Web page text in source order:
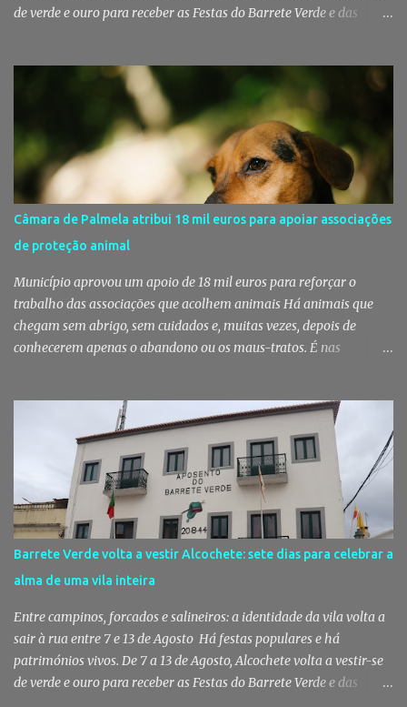
de verde e ouro para receber as Festas do Barrete Verde e das
Fernando Correia Marques e Luís Sequeira lideram o cartaz
musical, mas são o campino, o salineiro, o forcado e a ligação ao
Tejo que continuam a dar alma a uma celebração que atravessa
gerações e faz da vila um dos destinos mais emblemáticos do
verão português. Aposento do Barrete Verde continua a fazer
acontecer a Festa Há um momento em que Alcochete deixa de
viver apenas junto ao rio para passar a viver com o rio. A partir
daí, o som das ruas muda, as varandas enchem-se de verde, o
cheiro da sardinha assada mistura-se com a brisa do estuário e
milhares de pessoas regressam à vila para celebrar aqu...
Câmara de Palmela atribui 18 mil euros para apoiar associações
de proteção animal
Município aprovou um apoio de 18 mil euros para reforçar o
trabalho das associações que acolhem animais Há animais que
chegam sem abrigo, sem cuidados e, muitas vezes, depois de
conhecerem apenas o abandono ou os maus-tratos. É nas
reforçado com um apoio municipal de 18 mil euros, destinado a
garantir melhores condições para quem, todos os dias, cuida
daqueles que não têm voz. Palmela reforça apoio às associações
que cuidam dos animais A Câmara Municipal de Palmela aprovou,
por unanimidade, na reunião pública realizada a 5 de Agosto, um
apoio financeiro global de 18 mil euros destinado às associações
de proteção animal do concelho. O financiamento permitirá
assegurar o funcionamento básico destas entidades e apoiar as
suas atividades diárias, incluindo a manutenção das instalações,
alimentação dos animais, tratamentos médicos e cirúrgicos,
aquisição de medicamentos, ...
Barrete Verde volta a vestir Alcochete: sete dias para celebrar a
alma de uma vila inteira
Entre campinos, forcados e salineiros: a identidade da vila volta a
sair à rua entre 7 e 13 de Agosto Há festas populares e há
patrimónios vivos. De 7 a 13 de Agosto, Alcochete volta a vestir-se
de verde e ouro para receber as Festas do Barrete Verde e das